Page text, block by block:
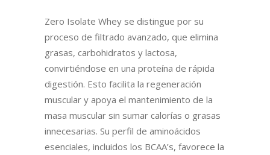
Zero Isolate Whey se distingue por su
proceso de filtrado avanzado, que elimina
grasas, carbohidratos y lactosa,
convirtiéndose en una proteína de rápida
digestión. Esto facilita la regeneración
muscular y apoya el mantenimiento de la
masa muscular sin sumar calorías o grasas
innecesarias. Su perfil de aminoácidos
esenciales, incluidos los BCAA’s, favorece la